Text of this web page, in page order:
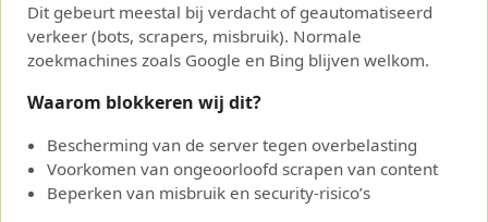
Dit gebeurt meestal bij verdacht of geautomatiseerd
verkeer (bots, scrapers, misbruik). Normale
zoekmachines zoals Google en Bing blijven welkom.
Waarom blokkeren wij dit?
Bescherming van de server tegen overbelasting
Voorkomen van ongeoorloofd scrapen van content
Beperken van misbruik en security-risico’s